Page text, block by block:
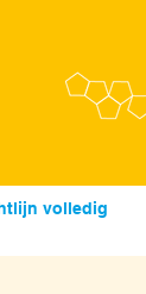
volledig